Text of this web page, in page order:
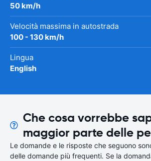
50 km/h
Velocità massima in autostrada
100 - 130 km/h
Lingua
English
Che cosa vorrebbe
maggior parte delle
Le domande e le risposte che seguono
delle domande più frequenti. Se la